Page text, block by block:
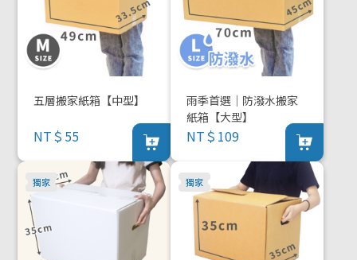
五層搬家紙箱【中型】
NT＄55
雨季首選｜防潑水搬家
紙箱【大型】
NT＄109